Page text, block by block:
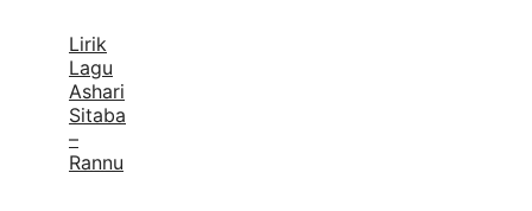
Lirik
Lagu
Ashari
Sitaba
–
Rannu